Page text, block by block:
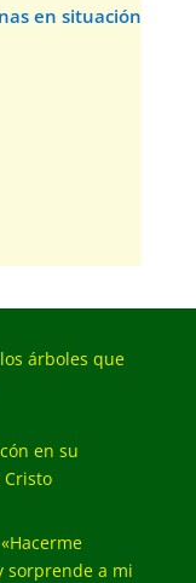
en situación
árboles que
en su
«Hacerme
sorprende a mi